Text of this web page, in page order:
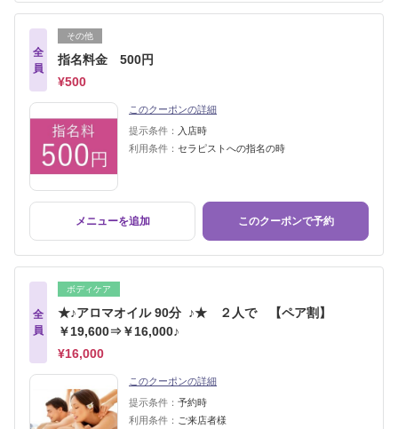
全
員
その他
指名料金 500円
¥500
このクーポンの詳細
提示条件：
入店時
利用条件： セラピストへの指名の時
メニューを追加 このクーポンで予約
全
員
ボディケア
★♪アロマオイル 90分 ♪★ ２人で 【ペア割】
￥19,600⇒￥16,000♪
¥16,000
このクーポンの詳細
提示条件： 予約時
利用条件： ご来店者様